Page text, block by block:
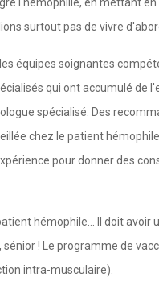
surtout pas de vivre
équipes soignantes
qui ont accumulé
spécialisé. Des
chez le patient
pour donner des
hémophile... Il doit
! Le programme de
intra-musculaire).